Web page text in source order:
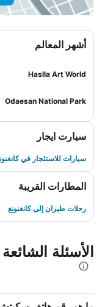
أشهر المعالم
Haslla Art World
Odaesan National Park
سيارت ايجار
سيارات للاستئجار في
المطارات القريبة
رحلات طيران إلى كانغنونغ
الأسئلة